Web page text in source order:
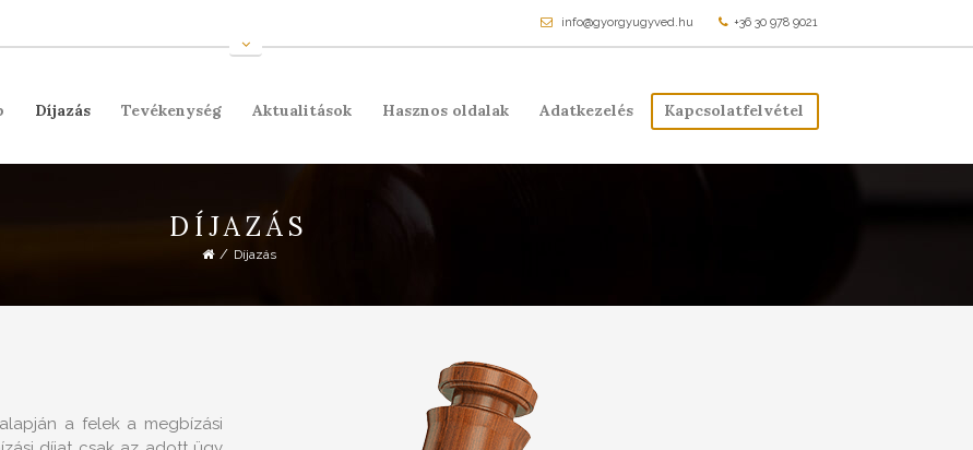
info@gyorgyugyved.hu +36 30 978 9021
Díjazás Tevékenység Aktualitások Hasznos oldalak Adatkezelés Kapcsolatfelvétel
DÍJAZÁS
/ Díjazás
a felek a megbízási